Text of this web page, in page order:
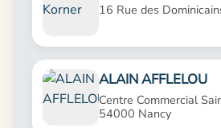
16 Rue des
ALAIN AFFLELOU
Centre Commercial
54000 Nancy